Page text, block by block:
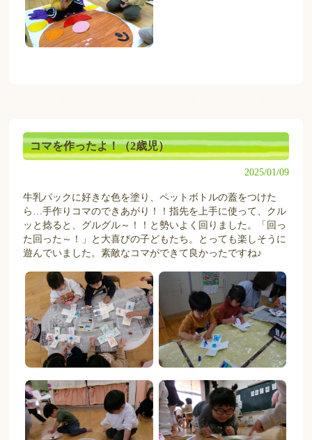
コマを作ったよ！（2歳児）
2025/01/09
牛乳パックに好きな色を塗り、ペットボトルの蓋をつけた
ら…手作りコマのできあがり！！指先を上手に使って、クル
ッと捻ると、グルグル～！！と勢いよく回りました。「回っ
た回った～！」と大喜びの子どもたち。とっても楽しそうに
遊んでいました。素敵なコマができて良かったですね♪